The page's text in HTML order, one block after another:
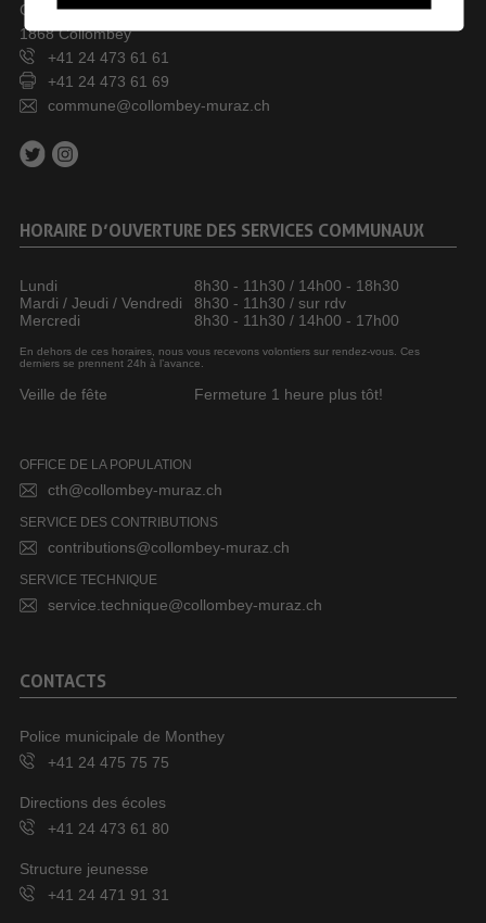
Case postale 246
1868 Collombey
+41 24 473 61 61
+41 24 473 61 69
commune@collombey-muraz.ch
HORAIRE D’OUVERTURE DES SERVICES COMMUNAUX
Lundi
8h30 - 11h30 / 14h00 - 18h30
Mardi / Jeudi / Vendredi
8h30 - 11h30 / sur rdv
Mercredi
8h30 - 11h30 / 14h00 - 17h00
En dehors de ces horaires, nous vous recevons volontiers sur rendez-vous. Ces
derniers se prennent 24h à l’avance.
Veille de fête Fermeture 1 heure plus tôt!
OFFICE DE LA POPULATION
cth@collombey-muraz.ch
SERVICE DES CONTRIBUTIONS
contributions@collombey-muraz.ch
SERVICE TECHNIQUE
service.technique@collombey-muraz.ch
CONTACTS
Police municipale de Monthey
+41 24 475 75 75
Directions des écoles
+41 24 473 61 80
Structure jeunesse
+41 24 471 91 31